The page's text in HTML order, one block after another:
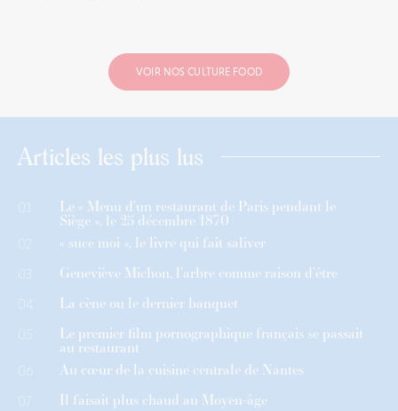
VOIR NOS CULTURE FOOD
Articles les plus lus
01 Le « Menu d’un restaurant de Paris pendant le
Siège », le 25 décembre 1870
« suce moi », le livre qui fait saliver
03 Geneviève Michon, l’arbre comme raison d’être
04 La cène ou le dernier banquet
Le premier film pornographique français se passait
au restaurant
06 Au cœur de la cuisine centrale de Nantes
07 Il faisait plus chaud au Moyen-âge